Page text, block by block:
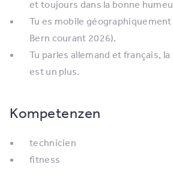
et toujours dans la bonne
Tu es mobile
Bern courant 2026).
Tu parles allemand et français,
est un plus.
Kompetenzen
technicien
fitness